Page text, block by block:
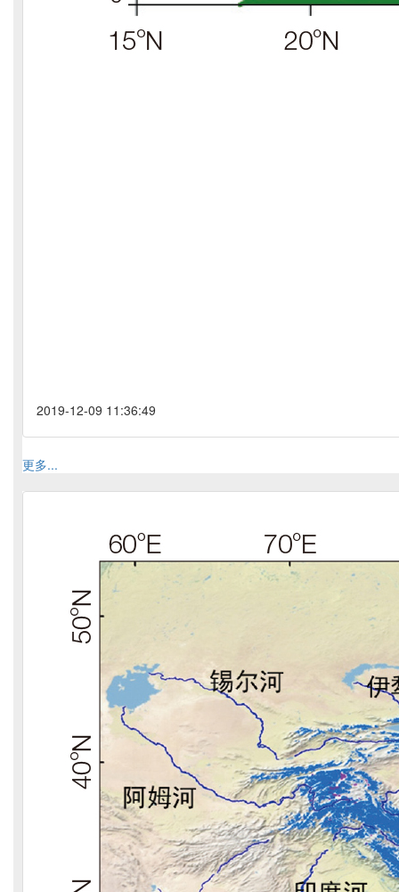
2019-12-09 11:36:49
更多...